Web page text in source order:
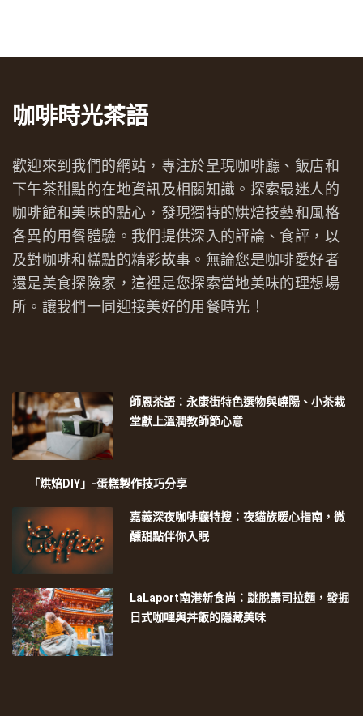
咖啡時光茶語
歡迎來到我們的網站，專注於呈現咖啡廳、飯店和
下午茶甜點的在地資訊及相關知識。探索最迷人的
咖啡館和美味的點心，發現獨特的烘焙技藝和風格
各異的用餐體驗。我們提供深入的評論、食評，以
及對咖啡和糕點的精彩故事。無論您是咖啡愛好者
還是美食探險家，這裡是您探索當地美味的理想場
所。讓我們一同迎接美好的用餐時光！
師恩茶語：永康街特色選物與嶢陽、小茶栽
堂獻上溫潤教師節心意
「烘焙DIY」-蛋糕製作技巧分享
嘉義深夜咖啡廳特搜：夜貓族暖心指南，微
醺甜點伴你入眠
LaLaport南港新食尚：跳脫壽司拉麵，發掘
日式咖哩與丼飯的隱藏美味